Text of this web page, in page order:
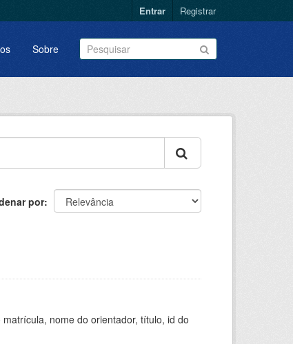
Entrar Registrar
Sobre
por
nome do orientador, título, id do